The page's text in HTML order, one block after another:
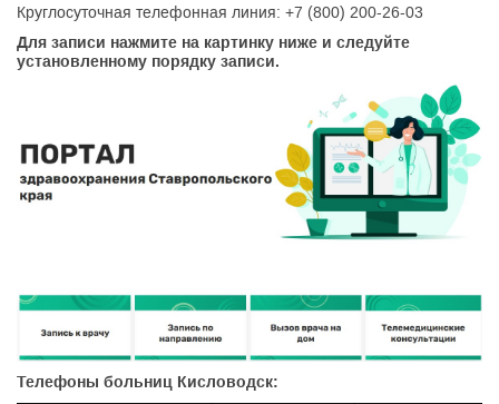
Круглосуточная телефонная линия: +7 (800) 200-26-03
Для записи нажмите на картинку ниже и следуйте
установленному порядку записи.
Телефоны больниц Кисловодск: